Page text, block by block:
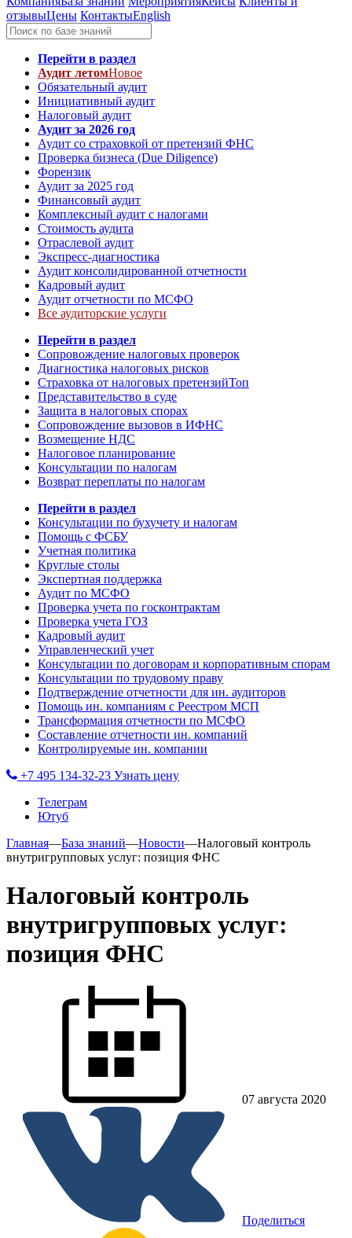
отзывыЦены КонтактыEnglish
Перейти в раздел
Аудит летомНовое
Обязательный аудит
Инициативный аудит
Налоговый аудит
Аудит за 2026 год
Аудит со страховкой от претензий ФНС
Проверка бизнеса (Due Diligence)
Форензик
Аудит за 2025 год
Финансовый аудит
Комплексный аудит с налогами
Стоимость аудита
Отраслевой аудит
Экспресс-диагностика
Аудит консолидированной отчетности
Кадровый аудит
Аудит отчетности по МСФО
Все аудиторские услуги
Перейти в раздел
Сопровождение налоговых проверок
Диагностика налоговых рисков
Страховка от налоговых претензийТоп
Представительство в суде
Защита в налоговых спорах
Сопровождение вызовов в ИФНС
Возмещение НДС
Налоговое планирование
Консультации по налогам
Возврат переплаты по налогам
Перейти в раздел
Консультации по бухучету и налогам
Помощь с ФСБУ
Учетная политика
Круглые столы
Экспертная поддержка
Аудит по МСФО
Проверка учета по госконтрактам
Проверка учета ГОЗ
Кадровый аудит
Управленческий учет
Консультации по договорам и корпоративным спорам
Консультации по трудовому праву
Подтверждение отчетности для ин. аудиторов
Помощь ин. компаниям с Реестром МСП
Трансформация отчетности по МСФО
Составление отчетности ин. компаний
Контролируемые ин. компании
+7 495 134-32-23 Узнать цену
Телеграм
Ютуб
Главная—База знаний—Новости—Налоговый контроль
внутригрупповых услуг: позиция ФНС
Налоговый контроль
внутригрупповых услуг:
позиция ФНС
07 августа 2020
Поделиться